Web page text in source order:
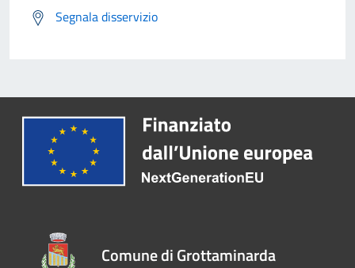
Segnala disservizio
Comune di Grottaminarda